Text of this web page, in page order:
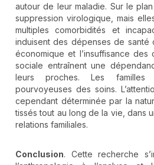
autour de leur maladie. Sur le
suppression virologique, mais
multiples comorbidités et
induisent des dépenses de santé
économique et l’insuffisance
sociale entraînent une
leurs proches. Les familles
pourvoyeuses des soins.
cependant déterminée par la
tissés tout au long de la vie, dans
relations familiales.
Conclusion. Cette recherche